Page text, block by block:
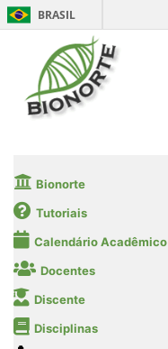
BRASIL
Bionorte
Tutoriais
Calendário Acadêmico
Docentes
Discente
Disciplinas